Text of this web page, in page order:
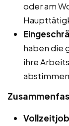
oder am
haben die
ihre